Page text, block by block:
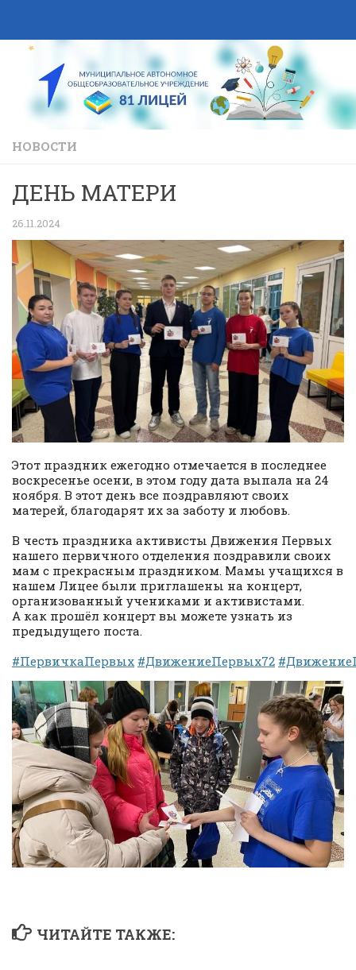
НОВОСТИ
ДЕНЬ МАТЕРИ
26.11.2024
Этот праздник ежегодно отмечается в последнее
воскресенье осени, в этом году дата выпала на 24
ноября. В этот день все поздравляют своих
матерей, благодарят их за заботу и любовь.
В честь праздника активисты Движения Первых
нашего первичного отделения поздравили своих
мам с прекрасным праздником. Мамы учащихся в
нашем Лицее были приглашены на концерт,
организованный учениками и активистами.
А как прошёл концерт вы можете узнать из
предыдущего поста.
#ПервичкаПервых #ДвижениеПервых72
ЧИТАЙТЕ ТАКЖЕ: